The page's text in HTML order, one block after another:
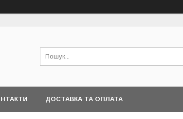
ДОСТАВКА ТА ОПЛАТА